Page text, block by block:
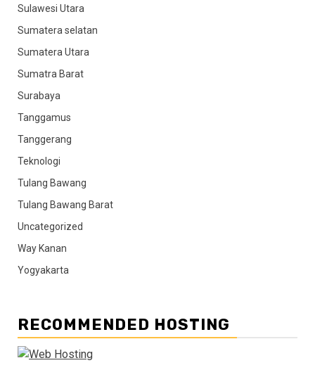
Sulawesi Utara
Sumatera selatan
Sumatera Utara
Sumatra Barat
Surabaya
Tanggamus
Tanggerang
Teknologi
Tulang Bawang
Tulang Bawang Barat
Uncategorized
Way Kanan
Yogyakarta
RECOMMENDED HOSTING